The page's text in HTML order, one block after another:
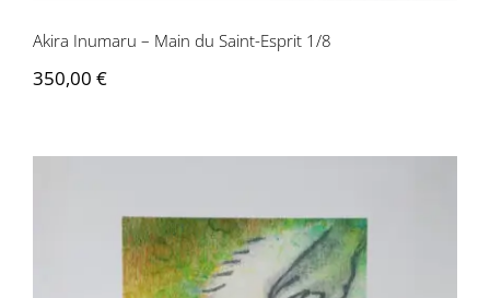
Akira Inumaru – Main du Saint-Esprit 1/8
350,00 €